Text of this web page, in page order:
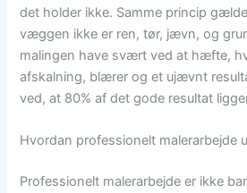
det holder ikke. Samme princip
væggen ikke er ren, tør, jævn, og
malingen have svært ved at hæfte,
afskalning, blærer og et ujævnt
ved, at 80% af det gode resultat
Hvordan professionelt malerarbejde
Professionelt malerarbejde er ikke